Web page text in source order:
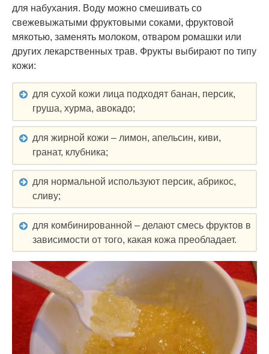
для набухания. Воду можно смешивать со
свежевыжатыми фруктовыми соками, фруктовой
мякотью, заменять молоком, отваром ромашки или
других лекарственных трав. Фрукты выбирают по типу
кожи:
для сухой кожи лица подходят банан, персик,
груша, хурма, авокадо;
для жирной кожи – лимон, апельсин, киви,
гранат, клубника;
для нормальной используют персик, абрикос,
сливу;
для комбинированной – делают смесь фруктов в
зависимости от того, какая кожа преобладает.